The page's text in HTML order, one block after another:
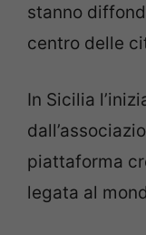
stanno
centro delle
In Sicilia
piattaforma
legata al